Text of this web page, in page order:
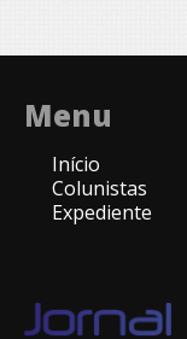
Menu
Início
Colunistas
Expediente